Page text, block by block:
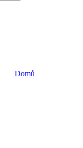
Domů